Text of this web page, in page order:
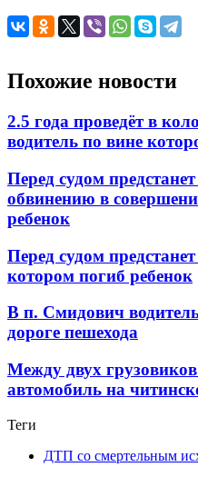
Похожие новости
2.5 года проведёт в
водитель по вине
Перед судом
обвинению в
ребенок
Перед судом
котором погиб ребенок
В п. Смидович
дороге пешехода
Между двух
автомобиль на
Теги
ДТП со смертельным